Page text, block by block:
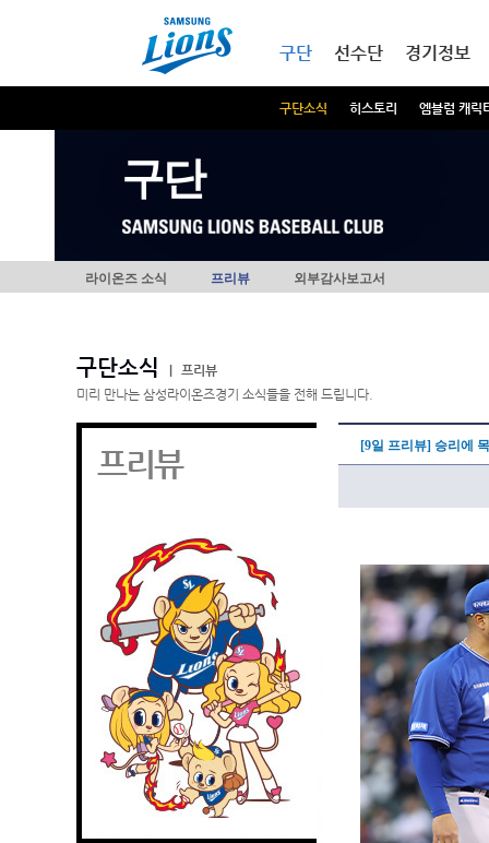
구단
구단소식 히스토리 엠블럼 캐릭
선수단 경기정보
구단
라이온즈 소식 프리뷰 외부감사보고서
구단소식
프리뷰
미리 만나는 삼성라이온즈경기 소식들을 전해 드립니다.
프리뷰 [9일 프리뷰] 승리에